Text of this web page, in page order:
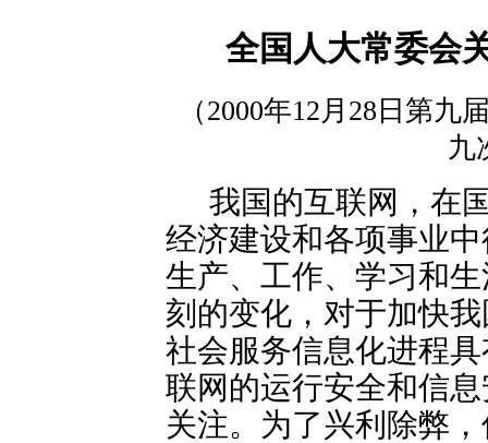
全国人大常委会
（2000年12月28日第
九
我国的互联网，在
经济建设和各项事业
生产、工作、学习和
刻的变化，对于加快
社会服务信息化进程
联网的运行安全和信
关注。为了兴利除弊